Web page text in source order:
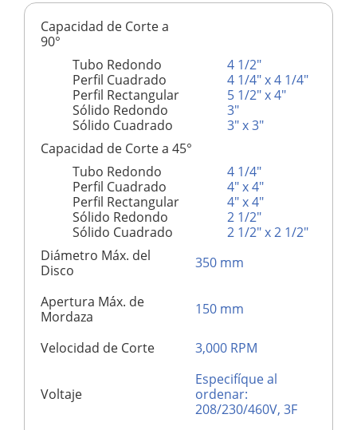
Capacidad de Corte a
90°
Tubo Redondo
4 1/2"
Perfil Cuadrado
4 1/4" x 4 1/4"
Perfil Rectangular
5 1/2" x 4"
Sólido Redondo
3"
Sólido Cuadrado
3" x 3"
Capacidad de Corte a 45°
Tubo Redondo
4 1/4"
Perfil Cuadrado
4" x 4"
Perfil Rectangular
4" x 4"
Sólido Redondo
2 1/2"
Sólido Cuadrado
2 1/2" x 2 1/2"
Diámetro Máx. del
Disco
350 mm
Apertura Máx. de
Mordaza
150 mm
Velocidad de Corte 3,000 RPM
Voltaje
Especifíque al
ordenar:
208/230/460V, 3F